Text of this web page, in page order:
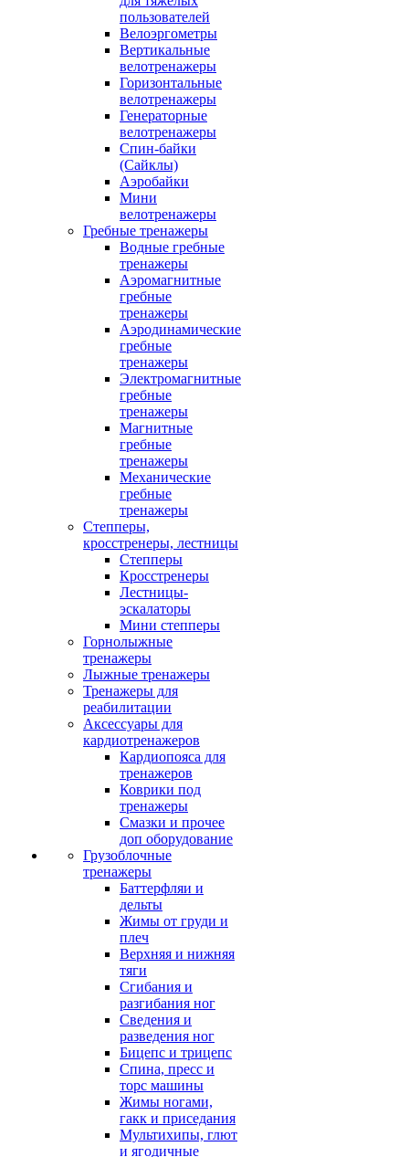
пользователей
Велоэргометры
Вертикальные
велотренажеры
Горизонтальные
велотренажеры
Генераторные
велотренажеры
Спин-байки
(Сайклы)
Аэробайки
Мини
велотренажеры
Гребные тренажеры
Водные гребные
тренажеры
Аэромагнитные
гребные
тренажеры
Аэродинамические
гребные
тренажеры
Электромагнитные
гребные
тренажеры
Магнитные
гребные
тренажеры
Механические
гребные
тренажеры
Степперы,
кросстренеры, лестницы
Степперы
Кросстренеры
Лестницы-
эскалаторы
Мини степперы
Горнолыжные
тренажеры
Лыжные тренажеры
Тренажеры для
реабилитации
Аксессуары для
кардиотренажеров
Кардиопояса для
тренажеров
Коврики под
тренажеры
Смазки и прочее
доп оборудование
Грузоблочные
тренажеры
Баттерфляи и
дельты
Жимы от груди и
плеч
Верхняя и нижняя
тяги
Сгибания и
разгибания ног
Сведения и
разведения ног
Бицепс и трицепс
Спина, пресс и
торс машины
Жимы ногами,
гакк и приседания
Мультихипы, глют
и ягодичные